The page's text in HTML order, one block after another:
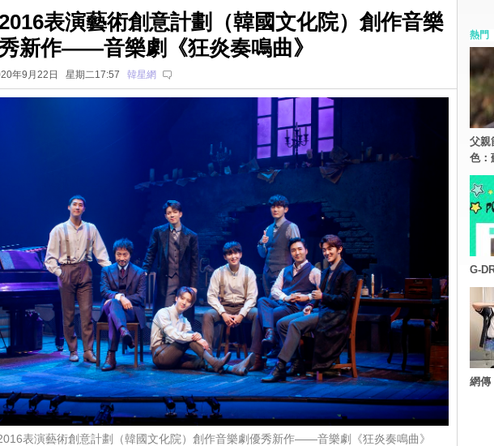
表演藝術創意計劃（韓國文化院）創作音樂
新作——音樂劇《狂炎奏鳴曲》
年9月22日 星期二17:57 韓星網
表演藝術創意計劃（韓國文化院）創作音樂劇優秀新作——音樂劇《狂炎奏鳴曲》
熱門
父親
色：
G-
網傳